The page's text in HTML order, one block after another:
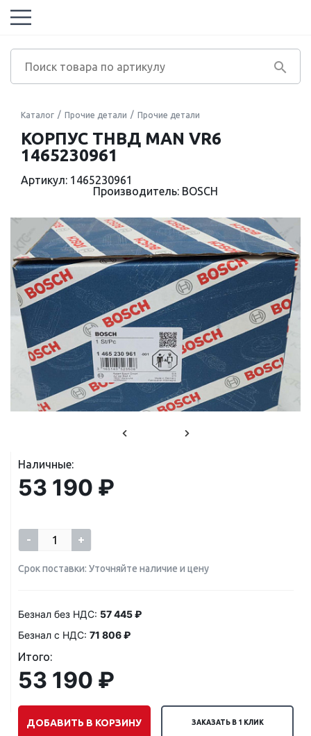
Каталог Прочие детали Прочие детали
КОРПУС ТНВД MAN VR6
1465230961
Артикул: 1465230961
Производитель: BOSCH
Наличные:
53 190 ₽
- +
Срок поставки: Уточняйте наличие и цену
Безнал без НДС: 57 445 ₽
Безнал с НДС: 71 806 ₽
Итого:
53 190 ₽
ДОБАВИТЬ В КОРЗИНУ ЗАКАЗАТЬ В 1 КЛИК